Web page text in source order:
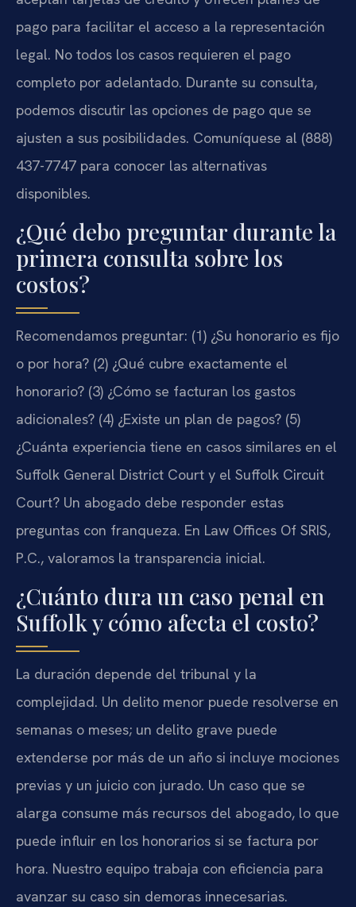
pago para facilitar el acceso a la representación
legal. No todos los casos requieren el pago
completo por adelantado. Durante su consulta,
podemos discutir las opciones de pago que se
ajusten a sus posibilidades. Comuníquese al (888)
437-7747 para conocer las alternativas
disponibles.
¿Qué debo preguntar durante la
primera consulta sobre los
costos?
Recomendamos preguntar: (1) ¿Su honorario es fijo
o por hora? (2) ¿Qué cubre exactamente el
honorario? (3) ¿Cómo se facturan los gastos
adicionales? (4) ¿Existe un plan de pagos? (5)
¿Cuánta experiencia tiene en casos similares en el
Suffolk General District Court y el Suffolk Circuit
Court? Un abogado debe responder estas
preguntas con franqueza. En Law Offices Of SRIS,
P.C., valoramos la transparencia inicial.
¿Cuánto dura un caso penal en
Suffolk y cómo afecta el costo?
La duración depende del tribunal y la
complejidad. Un delito menor puede resolverse en
semanas o meses; un delito grave puede
extenderse por más de un año si incluye mociones
previas y un juicio con jurado. Un caso que se
alarga consume más recursos del abogado, lo que
puede influir en los honorarios si se factura por
hora. Nuestro equipo trabaja con eficiencia para
avanzar su caso sin demoras innecesarias.